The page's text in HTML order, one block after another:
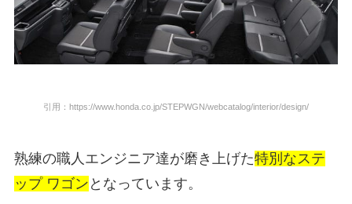
引用：https://www.honda.co.jp/STEPWGN/webcatalog/interior/design/
熟練の職人エンジニア達が磨き上げた特別なステ
ップ ワゴン となっています。